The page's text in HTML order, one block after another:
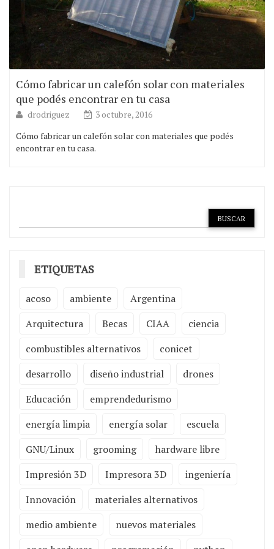
Cómo fabricar un calefón solar con materiales
que podés encontrar en tu casa
drodriguez
3 octubre, 2016
Cómo fabricar un calefón solar con materiales que podés
encontrar en tu casa.
ETIQUETAS
acoso ambiente
Argentina
Arquitectura
Becas CIAA
ciencia
combustibles alternativos
conicet
desarrollo
diseño industrial
drones
Educación
emprendedurismo
energía limpia
energía solar
escuela
GNU/Linux
grooming
hardware libre
Impresión 3D
Impresora 3D
ingeniería
Innovación
materiales alternativos
medio ambiente
nuevos materiales